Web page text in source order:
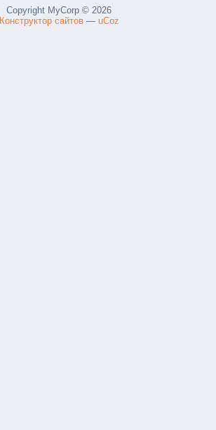
Copyright MyCorp © 2026
Конструктор сайтов— uCoz